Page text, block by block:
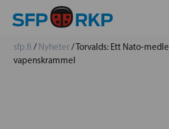
sfp.fi / Nyheter/Torvalds: Ett Nato-
vapenskrammel